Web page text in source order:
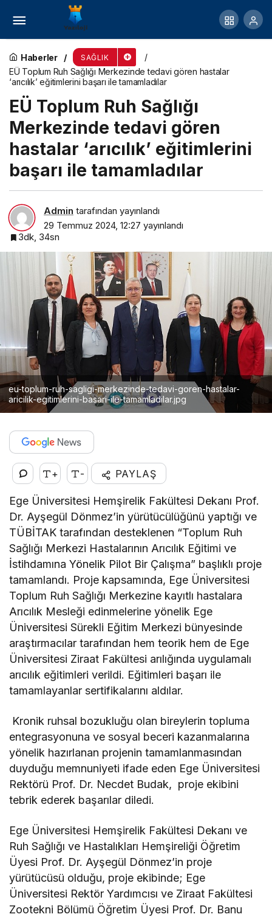
Haberler SAĞLIK
EÜ Toplum Ruh Sağlığı Merkezinde tedavi gören hastalar
‘arıcılık’ eğitimlerini başarı ile tamamladılar
EÜ Toplum Ruh Sağlığı
Merkezinde tedavi gören
hastalar ‘arıcılık’ eğitimlerini
başarı ile tamamladılar
Admin tarafından yayınlandı
29 Temmuz 2024, 12:27 yayınlandı
3dk, 34sn
eu-toplum-ruh-sagligi-merkezinde-tedavi-goren-hastalar-
aricilik-egitimlerini-basari-ile-tamamladilar.jpg
+ - PAYLAŞ
Ege Üniversitesi Hemşirelik Fakültesi Dekanı Prof.
Dr. Ayşegül Dönmez’in yürütücülüğünü yaptığı ve
TÜBİTAK tarafından desteklenen “Toplum Ruh
Sağlığı Merkezi Hastalarının Arıcılık Eğitimi ve
İstihdamına Yönelik Pilot Bir Çalışma” başlıklı proje
tamamlandı. Proje kapsamında, Ege Üniversitesi
Toplum Ruh Sağlığı Merkezine kayıtlı hastalara
Arıcılık Mesleği edinmelerine yönelik Ege
Üniversitesi Sürekli Eğitim Merkezi bünyesinde
araştırmacılar tarafından hem teorik hem de Ege
Üniversitesi Ziraat Fakültesi arılığında uygulamalı
arıcılık eğitimleri verildi. Eğitimleri başarı ile
tamamlayanlar sertifikalarını aldılar.
Kronik ruhsal bozukluğu olan bireylerin topluma
entegrasyonuna ve sosyal beceri kazanmalarına
yönelik hazırlanan projenin tamamlanmasından
duyduğu memnuniyeti ifade eden Ege Üniversitesi
Rektörü Prof. Dr. Necdet Budak, proje ekibini
tebrik ederek başarılar diledi.
Ege Üniversitesi Hemşirelik Fakültesi Dekanı ve
Ruh Sağlığı ve Hastalıkları Hemşireliği Öğretim
Üyesi Prof. Dr. Ayşegül Dönmez’in proje
yürütücüsü olduğu, proje ekibinde; Ege
Üniversitesi Rektör Yardımcısı ve Ziraat Fakültesi
Zootekni Bölümü Öğretim Üyesi Prof. Dr. Banu
İlgi ve şefkat lohusalık döneminin ilacı